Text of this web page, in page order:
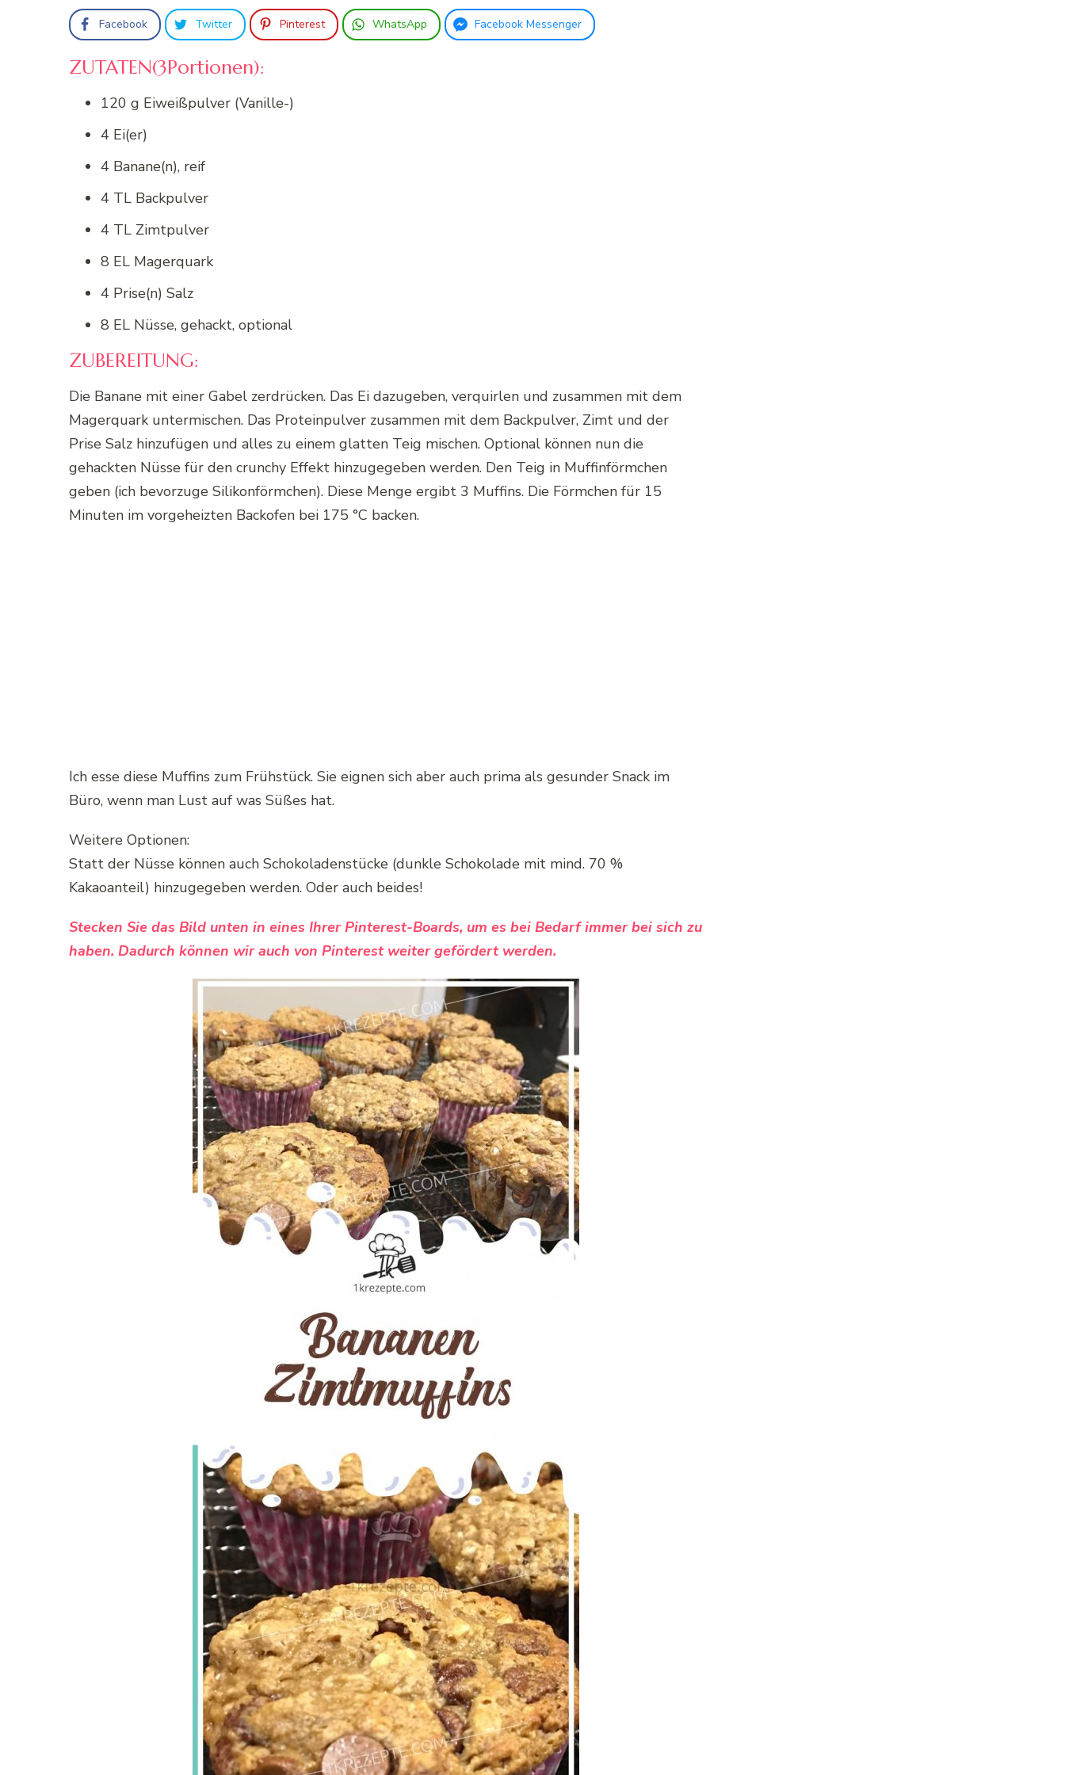
Facebook Twitter Pinterest WhatsApp Facebook Messenger
ZUTATEN(3Portionen):
120 g Eiweißpulver (Vanille-)
4 Ei(er)
4 Banane(n), reif
4 TL Backpulver
4 TL Zimtpulver
8 EL Magerquark
4 Prise(n) Salz
8 EL Nüsse, gehackt, optional
ZUBEREITUNG:
Die Banane mit einer Gabel zerdrücken. Das Ei dazugeben, verquirlen und zusammen mit dem
Magerquark untermischen. Das Proteinpulver zusammen mit dem Backpulver, Zimt und der
Prise Salz hinzufügen und alles zu einem glatten Teig mischen. Optional können nun die
gehackten Nüsse für den crunchy Effekt hinzugegeben werden. Den Teig in Muffinförmchen
geben (ich bevorzuge Silikonförmchen). Diese Menge ergibt 3 Muffins. Die Förmchen für 15
Minuten im vorgeheizten Backofen bei 175 °C backen.
Ich esse diese Muffins zum Frühstück. Sie eignen sich aber auch prima als gesunder Snack im
Büro, wenn man Lust auf was Süßes hat.
Weitere Optionen:
Statt der Nüsse können auch Schokoladenstücke (dunkle Schokolade mit mind. 70 %
Kakaoanteil) hinzugegeben werden. Oder auch beides!
Stecken Sie das Bild unten in eines Ihrer Pinterest-Boards, um es bei Bedarf immer bei sich zu
haben. Dadurch können wir auch von Pinterest weiter gefördert werden.